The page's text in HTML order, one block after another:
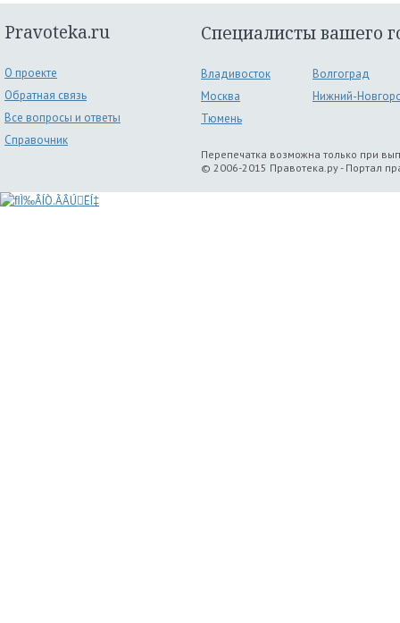
Pravoteka.ru
О проекте
Обратная связь
Все вопросы и ответы
Справочник
Специалисты вашего
Владивосток
Волгоград
Москва
Нижний-
Тюмень
Перепечатка возможна только при
© 2006-2015 Правотека.ру - Портал